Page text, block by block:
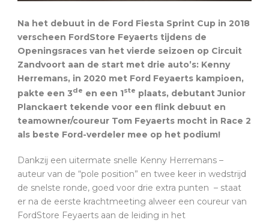
Na het debuut in de Ford Fiesta Sprint Cup in 2018
verscheen FordStore Feyaerts tijdens de
Openingsraces van het vierde seizoen op Circuit
Zandvoort aan de start met drie auto’s: Kenny
Herremans, in 2020 met Ford Feyaerts kampioen,
pakte een 3de en een 1ste plaats, debutant Junior
Planckaert tekende voor een flink debuut en
teamowner/coureur Tom Feyaerts mocht in Race 2
als beste Ford-verdeler mee op het podium!
Dankzij een uitermate snelle Kenny Herremans –
auteur van de “pole position” en twee keer in wedstrijd
de snelste ronde, goed voor drie extra punten – staat
er na de eerste krachtmeeting alweer een coureur van
FordStore Feyaerts aan de leiding in het